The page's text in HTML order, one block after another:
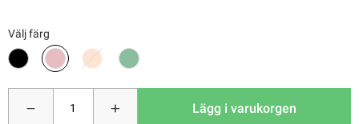
Välj färg
Lägg i varukorgen